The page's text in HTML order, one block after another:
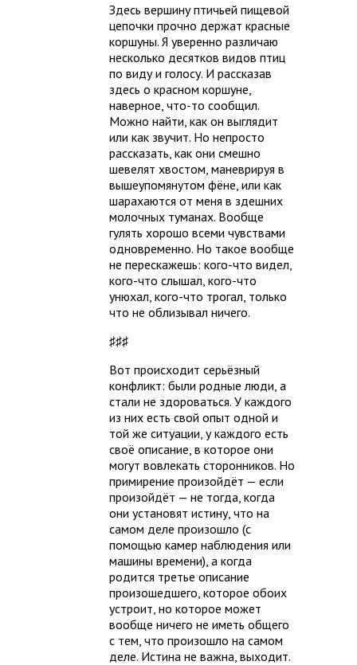
Здесь вершину птичьей пищевой
цепочки прочно держат красные
коршуны. Я уверенно различаю
несколько десятков видов птиц
по виду и голосу. И рассказав
здесь о красном коршуне,
наверное, что-то сообщил.
Можно найти, как он выглядит
или как звучит. Но непросто
рассказать, как они смешно
шевелят хвостом, маневрируя в
вышеупомянутом фёне, или как
шарахаются от меня в здешних
молочных туманах. Вообще
гулять хорошо всеми чувствами
одновременно. Но такое вообще
не перескажешь: кого-что видел,
кого-что слышал, кого-что
унюхал, кого-что трогал, только
что не облизывал ничего.
♯♯♯
Вот происходит серьёзный
конфликт: были родные люди, а
стали не здороваться. У каждого
из них есть свой опыт одной и
той же ситуации, у каждого есть
своё описание, в которое они
могут вовлекать сторонников. Но
примирение произойдёт — если
произойдёт — не тогда, когда
они установят истину, что на
самом деле произошло (с
помощью камер наблюдения или
машины времени), а когда
родится третье описание
произошедшего, которое обоих
устроит, но которое может
вообще ничего не иметь общего
с тем, что произошло на самом
деле. Истина не важна, выходит.